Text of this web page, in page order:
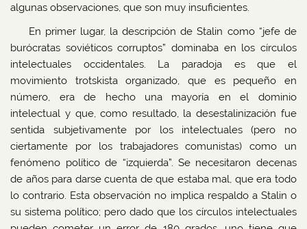
algunas observaciones, que son muy insuficientes.
En primer lugar, la descripción de Stalin como “jefe de
burócratas soviéticos corruptos” dominaba en los círculos
intelectuales occidentales. La paradoja es que el
movimiento trotskista organizado, que es pequeño en
número, era de hecho una mayoría en el dominio
intelectual y que, como resultado, la desestalinización fue
sentida subjetivamente por los intelectuales (pero no
ciertamente por los trabajadores comunistas) como un
fenómeno político de “izquierda”. Se necesitaron decenas
de años para darse cuenta de que estaba mal, que era todo
lo contrario. Esta observación no implica respaldo a Stalin o
su sistema político; pero dado que los círculos intelectuales